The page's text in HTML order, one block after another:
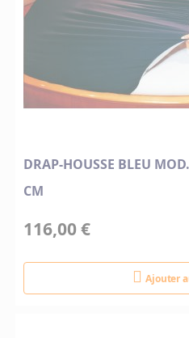
DRAP-HOUSSE BLEU
CM
116,00 €
Ajouter